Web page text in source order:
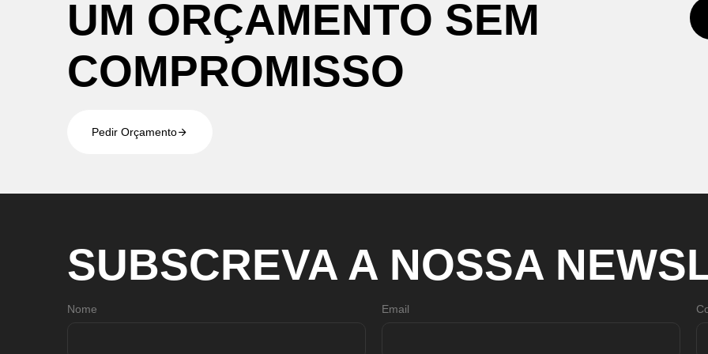
UM ORÇAMENTO SEM
COMPROMISSO
Pedir Orçamento
SUBSCREVA A NOSSA
Nome Email